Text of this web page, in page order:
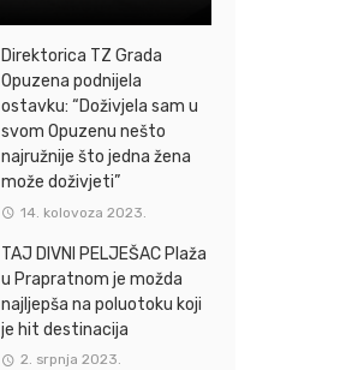
Direktorica TZ Grada
Opuzena podnijela
ostavku: “Doživjela sam u
svom Opuzenu nešto
najružnije što jedna žena
može doživjeti”
14. kolovoza 2023.
TAJ DIVNI PELJEŠAC Plaža
u Prapratnom je možda
najljepša na poluotoku koji
je hit destinacija
2. srpnja 2023.